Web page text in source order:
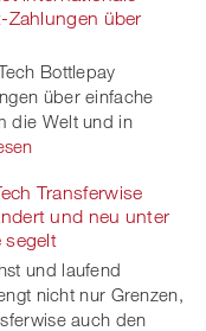
über
Bottlepay
über einfache
die Welt und in
Transferwise
und neu unter
segelt
und laufend
nicht nur Grenzen,
auch den